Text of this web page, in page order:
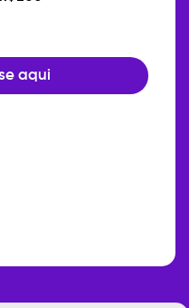
aqui